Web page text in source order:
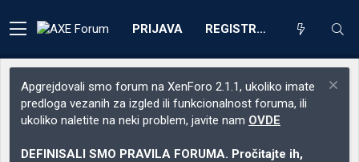
PRIJAVA REGISTRACIJA
Apgrejdovali smo forum na XenForo 2.1.1, ukoliko imate
predloga vezanih za izgled ili funkcionalnost foruma, ili
ukoliko naletite na neki problem, javite nam OVDE
DEFINISALI SMO PRAVILA FORUMA. Pročitajte ih,